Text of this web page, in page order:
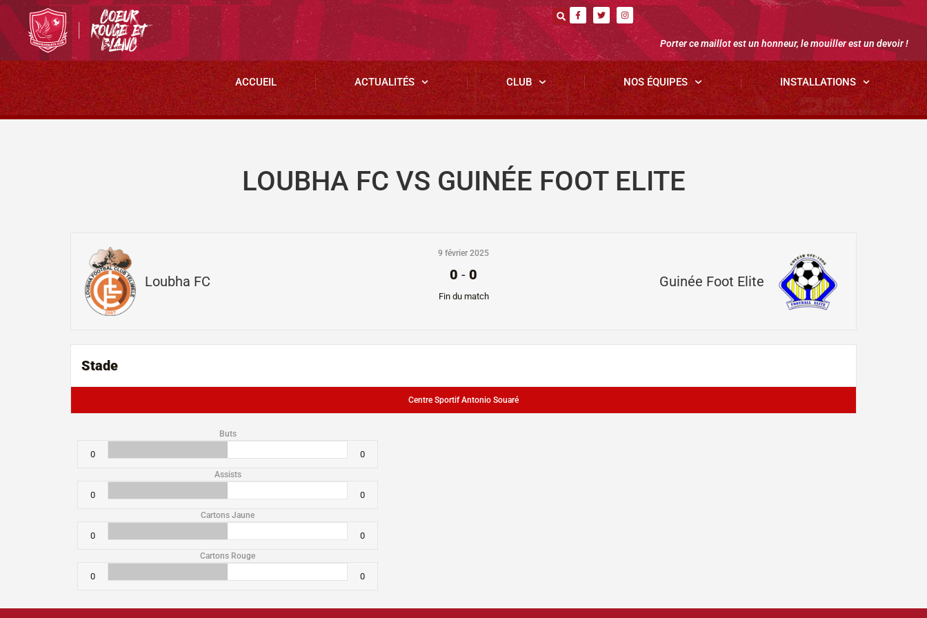
Porter ce maillot est un honneur, le mouiller est un devoir !
ACCUEIL ACTUALITÉS CLUB NOS ÉQUIPES INSTALLATIONS
LOUBHA FC VS GUINÉE FOOT ELITE
Loubha FC Guinée Foot Elite
9 février 2025
0 - 0
Fin du match
Stade
Centre Sportif Antonio Souaré
Buts
0 0
Assists
0 0
Cartons Jaune
0 0
Cartons Rouge
0 0